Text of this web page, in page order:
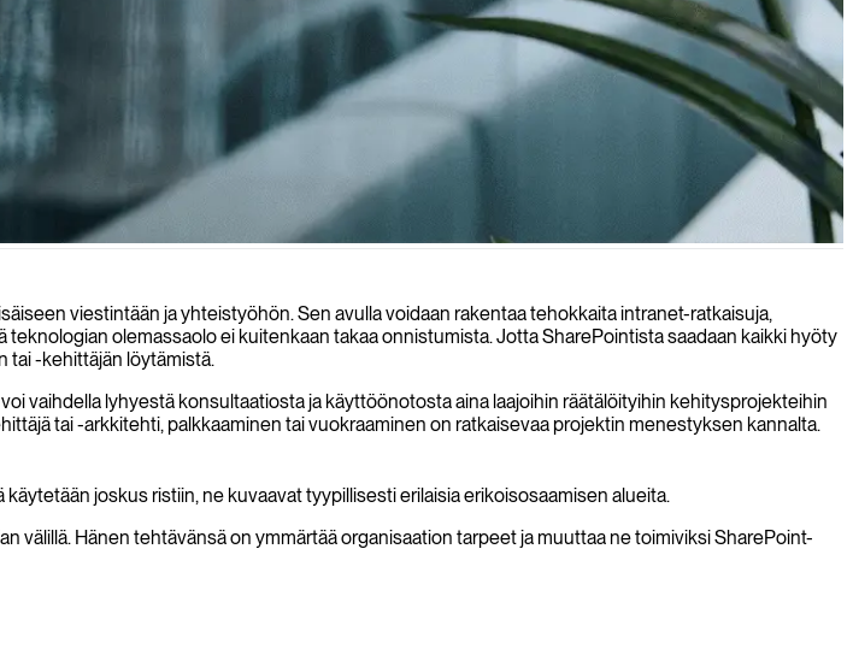
tehostavat yrityksesi prosesseja ja maksimoivat tuottavuuden.
viestintään ja yhteistyöhön. Sen avulla voidaan rakentaa tehokkaita intranet-ratkaisuja,
olemassaolo ei kuitenkaan takaa onnistumista. Jotta SharePointista saadaan kaikki hyöty
tai -kehittäjän löytämistä.
vaihdella lyhyestä konsultaatiosta ja käyttöönotosta aina laajoihin räätälöityihin kehitysprojekteihin
tai -arkkitehti, palkkaaminen tai vuokraaminen on ratkaisevaa projektin menestyksen kannalta.
joskus ristiin, ne kuvaavat tyypillisesti erilaisia erikoisosaamisen alueita.
Hänen tehtävänsä on ymmärtää organisaation tarpeet ja muuttaa ne toimiviksi SharePoint-